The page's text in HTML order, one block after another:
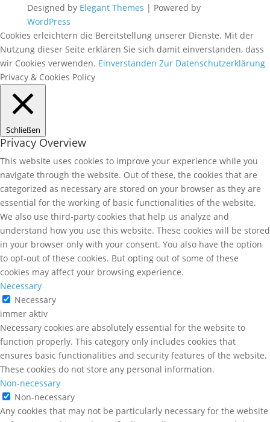
Designed by Elegant Themes | Powered by
WordPress
Cookies erleichtern die Bereitstellung unserer Dienste. Mit der
Nutzung dieser Seite erklären Sie sich damit einverstanden, dass
wir Cookies verwenden. Einverstanden Zur Datenschutzerklärung
Privacy & Cookies Policy
Schließen
Privacy Overview
This website uses cookies to improve your experience while you
navigate through the website. Out of these, the cookies that are
categorized as necessary are stored on your browser as they are
essential for the working of basic functionalities of the website.
We also use third-party cookies that help us analyze and
understand how you use this website. These cookies will be stored
in your browser only with your consent. You also have the option
to opt-out of these cookies. But opting out of some of these
cookies may affect your browsing experience.
Necessary
Necessary
immer aktiv
Necessary cookies are absolutely essential for the website to
function properly. This category only includes cookies that
ensures basic functionalities and security features of the website.
These cookies do not store any personal information.
Non-necessary
Non-necessary
Any cookies that may not be particularly necessary for the website